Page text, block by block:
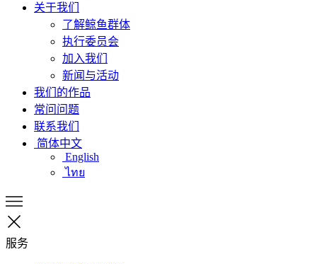
关于我们
了解鲸鱼群体
执行委员会
加入我们
新闻与活动
我们的作品
常问问题
联系我们
简体中文
English
ไทย
服务